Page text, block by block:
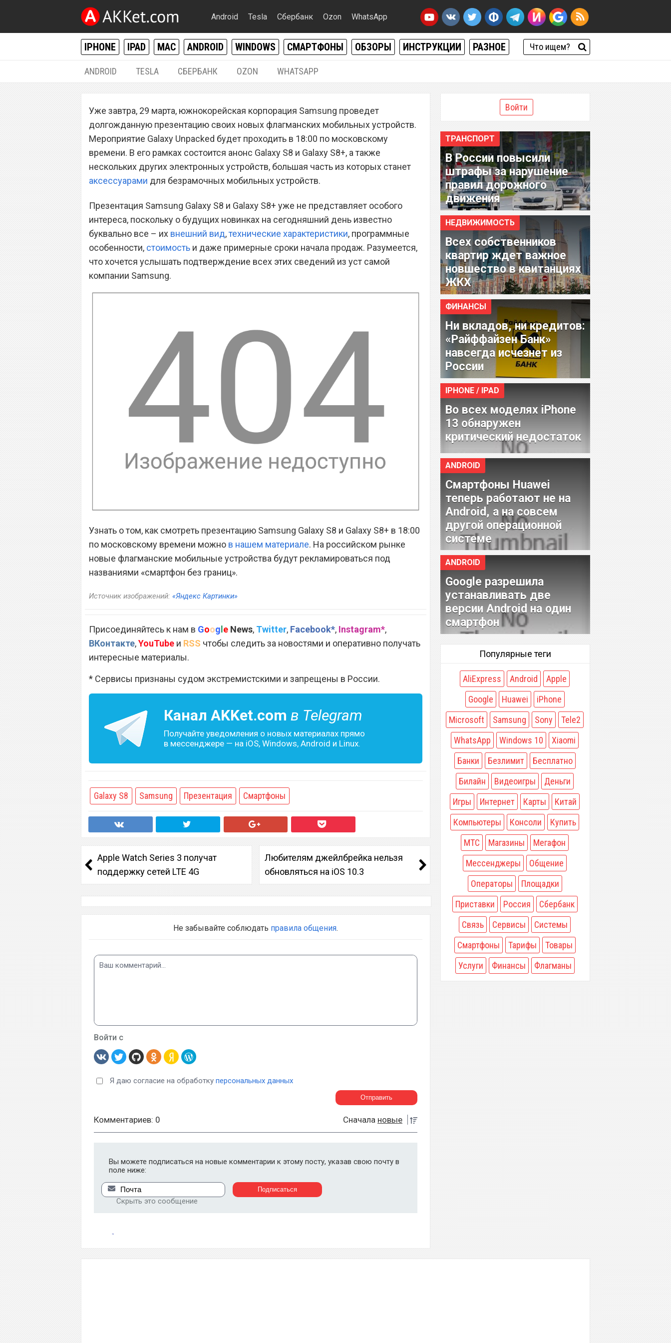
Android Tesla Сбербанк Ozon WhatsApp
IPHONE IPAD MAC ANDROID WINDOWS СМАРТФОНЫ ОБЗОРЫ ИНСТРУКЦИИ РАЗНОЕ
ANDROID TESLA СБЕРБАНК OZON WHATSAPP
Завтра Samsung официально презентует
смартфоны Galaxy S8 и Galaxy S8+
Уже завтра, 29 марта, южнокорейская корпорация Samsung проведет
долгожданную презентацию своих новых флагманских мобильных устройств.
Мероприятие Galaxy Unpacked будет проходить в 18:00 по московскому
времени. В его рамках состоится анонс Galaxy S8 и Galaxy S8+, а также
нескольких других электронных устройств, большая часть из которых станет
аксессуарами для безрамочных мобильных устройств.
Презентация Samsung Galaxy S8 и Galaxy S8+ уже не представляет особого
интереса, поскольку о будущих новинках на сегодняшний день известно
буквально все – их внешний вид,технические характеристики, программные
особенности, стоимость и даже примерные сроки начала продаж. Разумеется,
что хочется услышать подтверждение всех этих сведений из уст самой
компании Samsung.
Узнать о том, как смотреть презентацию Samsung Galaxy S8 и Galaxy S8+ в 18:00
по московскому времени можно в нашем материале. На российском рынке
новые флагманские мобильные устройства будут рекламироваться под
названиями «смартфон без границ».
Источник изображений: «Яндекс Картинки»
Присоединяйтесь к нам в Goog e News, Twitter, Facebook*, Instagram*,
ВКонтакте,YouTube и RSS чтобы следить за новостями и оперативно получать
интересные материалы.
* Сервисы признаны судом экстремистскими и запрещены в России.
Канал AKKet.com в Telegram
Получайте уведомления о новых материалах прямо
в мессенджере — на iOS, Windows, Android и Linux.
Galaxy S8 Samsung Презентация Смартфоны
Apple Watch Series 3 получат
поддержку сетей LTE 4G
Любителям джейлбрейка нельзя
обновляться на iOS 10.3
Не забывайте соблюдать правила общения.
Войти с
Я даю согласие на обработку персональных данных
Комментариев: 0 Сначала новые
Вы можете подписаться на новые комментарии к этому посту, указав свою почту в
поле ниже:
Скрыть это сообщение
Войти
ТРАНСПОРТ
В России повысили
штрафы за нарушение
правил дорожного
движения
НЕДВИЖИМОСТЬ
Всех собственников
квартир ждет важное
новшество в квитанциях
ЖКХ
ФИНАНСЫ
Ни вкладов, ни кредитов:
«Райффайзен Банк»
навсегда исчезнет из
России
IPHONE / IPAD
Во всех моделях iPhone
13 обнаружен
критический недостаток
ANDROID
Смартфоны Huawei
теперь работают не на
Android, а на совсем
другой операционной
системе
ANDROID
Google разрешила
устанавливать две
версии Android на один
смартфон
Популярные теги
AliExpress Android
Apple
Google
Huawei
iPhone
Microsoft
Samsung Sony
Tele2
WhatsApp
Windows 10
Xiaomi
Банки
Безлимит
Бесплатно
Билайн
Видеоигры
Деньги
Игры
Интернет Карты
Китай
Компьютеры
Консоли
Купить
МТС
Магазины
Мегафон
Мессенджеры
Общение
Операторы
Площадки
Приставки
Россия
Сбербанк
Связь
Сервисы
Системы
Смартфоны
Тарифы
Товары
Услуги
Финансы Флагманы